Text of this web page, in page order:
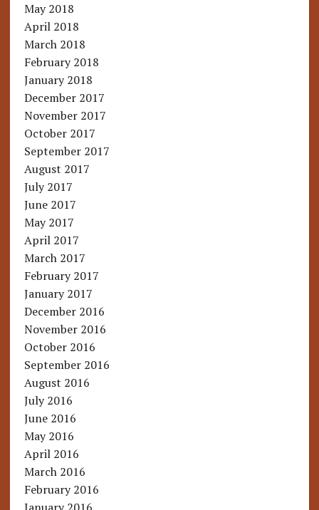
May 2018
April 2018
March 2018
February 2018
January 2018
December 2017
November 2017
October 2017
September 2017
August 2017
July 2017
June 2017
May 2017
April 2017
March 2017
February 2017
January 2017
December 2016
November 2016
October 2016
September 2016
August 2016
July 2016
June 2016
May 2016
April 2016
March 2016
February 2016